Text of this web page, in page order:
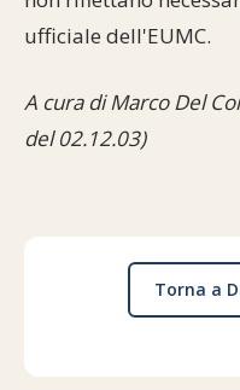
ufficiale dell'EUMC.
A cura di Marco Del
del 02.12.03)
Torna a